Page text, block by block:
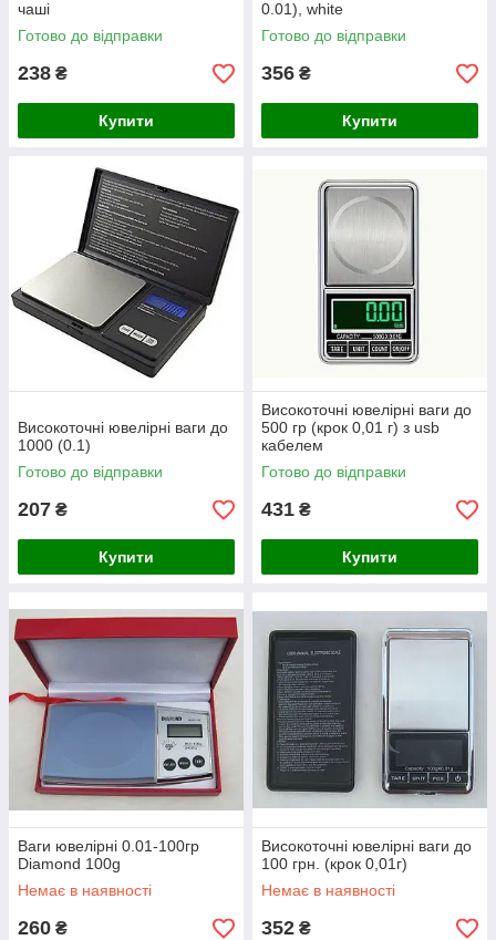
чаші
Готово до відправки
238 ₴
Купити
0.01), white
Готово до відправки
356 ₴
Купити
Високоточні ювелірні ваги до
1000 (0.1)
Готово до відправки
207 ₴
Купити
Високоточні ювелірні ваги до
500 гр (крок 0,01 г) з usb
кабелем
Готово до відправки
431 ₴
Купити
Ваги ювелірні 0.01-100гр
Diamond 100g
Немає в наявності
260 ₴
Високоточні ювелірні ваги до
100 грн. (крок 0,01г)
Немає в наявності
352 ₴